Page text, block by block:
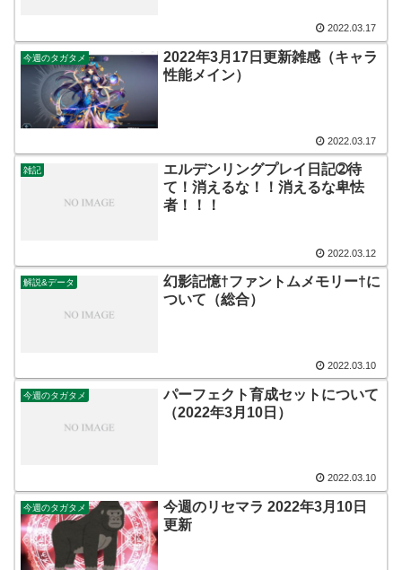
2022.03.17
今週のタガタメ
2022年3月17日更新雑感（キャラ
性能メイン）
2022.03.17
雑記
エルデンリングプレイ日記➁待
て！消えるな！！消えるな卑怯
者！！！
2022.03.12
解説&データ
幻影記憶†ファントムメモリー†に
ついて（総合）
2022.03.10
今週のタガタメ
パーフェクト育成セットについて
（2022年3月10日）
2022.03.10
今週のタガタメ
今週のリセマラ 2022年3月10日
更新